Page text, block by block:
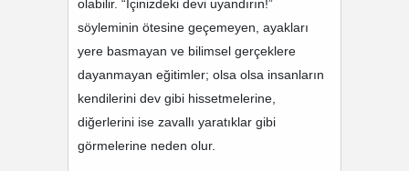
olabilir. “İçinizdeki devi uyandırın!”
söyleminin ötesine geçemeyen, ayakları
yere basmayan ve bilimsel gerçeklere
dayanmayan eğitimler; olsa olsa insanların
kendilerini dev gibi hissetmelerine,
diğerlerini ise zavallı yaratıklar gibi
görmelerine neden olur.